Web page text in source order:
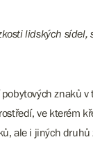
lidských
znaků
ve
ale i jiných druhů